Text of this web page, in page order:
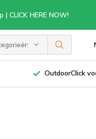
| CLICK HERE NOW!
OutdoorClick